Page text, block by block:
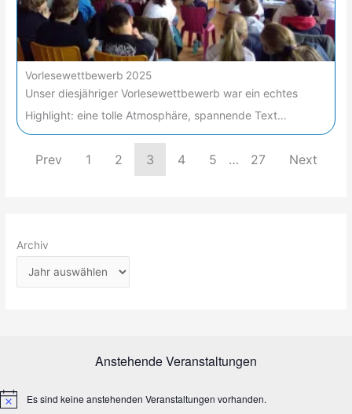
Vorlesewettbewerb 2025
Unser diesjähriger Vorlesewettbewerb war ein echtes
Highlight: eine tolle Atmosphäre, spannende Text…
Prev 1 2 3 4 5 … 27 Next
Archiv
Anstehende Veranstaltungen
H
Es sind keine anstehenden Veranstaltungen vorhanden.